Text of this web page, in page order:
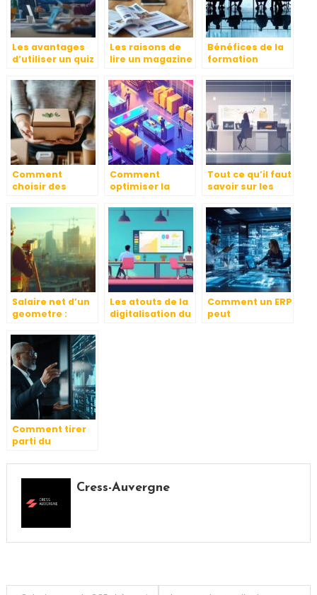
Les avantages
d’utiliser un quiz
dynamiser vos
cours et
présentations
Les raisons de
lire un magazine
optimiser la
gestion
quotidienne de
votre entreprise
Bénéfices de la
formation
intra entreprise
pour l’industrie
Comment
choisir des
éco-
responsables
pour votre
entreprise
Comment
optimiser la
commandes
pour une
logistique fluide
Tout ce qu’il faut
savoir sur les
informatiques à
l’ère du cloud
computing
Salaire net d’un
geometre :
entre secteur
public et prive
Les atouts de la
digitalisation du
Comment un ERP
peut
Comment tirer
parti du
transition pour
les dirigeants
expérimentésCress-Auvergne